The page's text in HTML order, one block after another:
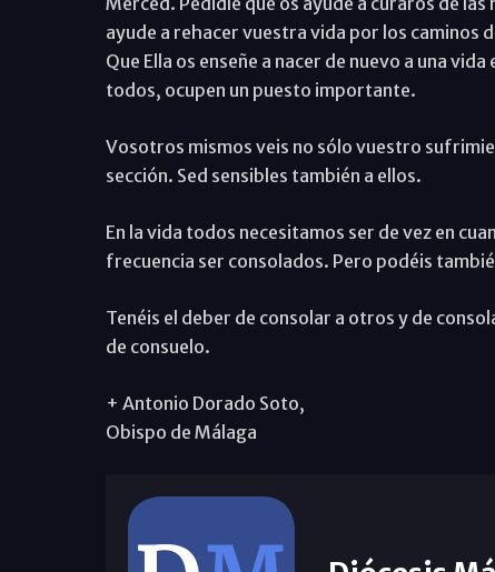
ayude a rehacer vuestra vida por los caminos
Que Ella os enseñe a nacer de nuevo a una
todos, ocupen un puesto importante.
Vosotros mismos veis no sólo vuestro
sección. Sed sensibles también a ellos.
En la vida todos necesitamos ser de vez en
frecuencia ser consolados. Pero podéis
Tenéis el deber de consolar a otros y de
de consuelo.
+ Antonio Dorado Soto,
Obispo de Málaga